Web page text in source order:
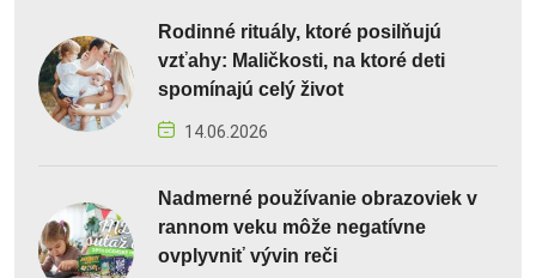
Rodinné rituály, ktoré posilňujú
vzťahy: Maličkosti, na ktoré deti
spomínajú celý život
14.06.2026
Nadmerné používanie obrazoviek v
rannom veku môže negatívne
ovplyvniť vývin reči